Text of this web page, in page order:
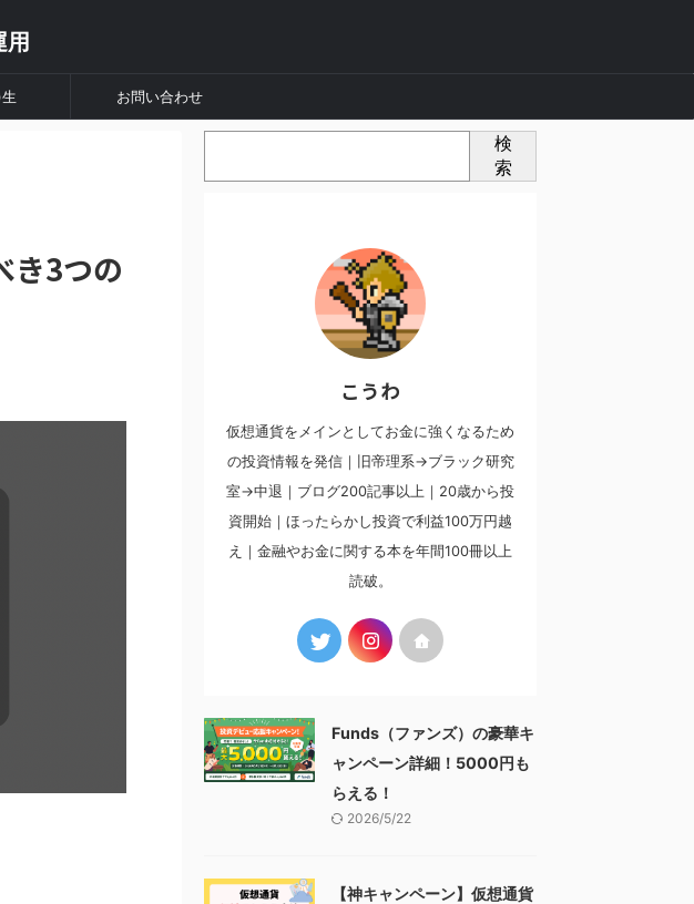
お問い合わせ
き3つの
検
索
こうわ
仮想通貨をメインとしてお金に強くなるため
の投資情報を発信｜旧帝理系→ブラック研究
室→中退｜ブログ200記事以上｜20歳から投
資開始｜ほったらかし投資で利益100万円越
え｜金融やお金に関する本を年間100冊以上
読破。
Funds（ファンズ）の豪華キ
ャンペーン詳細！5000円も
らえる！
2026/5/22
【神キャンペーン】仮想通貨